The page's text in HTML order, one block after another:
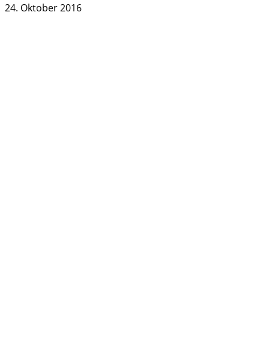
24. Oktober 2016